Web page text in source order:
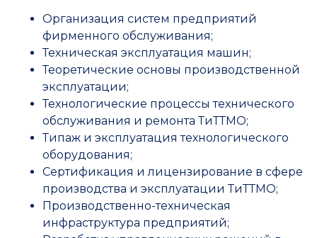
Организация систем предприятий
фирменного обслуживания;
Техническая эксплуатация машин;
Теоретические основы производственной
эксплуатации;
Технологические процессы технического
обслуживания и ремонта ТиТТМО;
Типаж и эксплуатация технологического
оборудования;
Сертификация и лицензирование в сфере
производства и эксплуатации ТиТТМО;
Производственно-техническая
инфраструктура предприятий;